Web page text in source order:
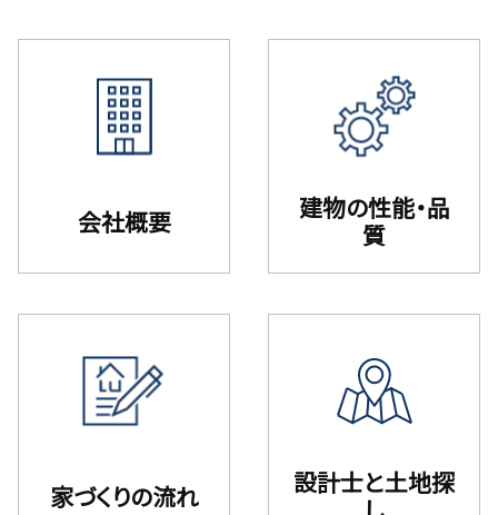
会社概要
建物の性能・品
質
家づくりの流れ
設計⼠と⼟地探